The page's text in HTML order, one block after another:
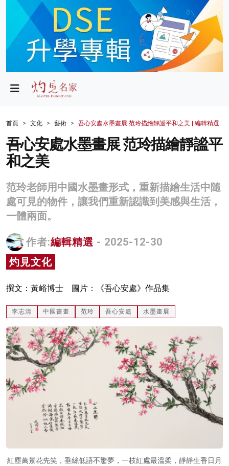
政局
財經
生活
健康
商業
科技
影片
名家榜
灼見活動
關於我們
首頁 文化 藝術 吾心安處水墨畫展 范玲描繪靜謐平和之美 | 編輯精選
吾心安處水墨畫展 范玲描繪靜謐平
和之美
范玲老師用中國水墨畫形式，重新描繪生活中隨
處可見的物件，讓我們重新認識到美感與生活，
一體兩面。
作者:編輯精選 - 2025-12-30
灼見文化
撰文：黃峪博士 圖片：《吾心安處》作品集
李志清 中國書畫 范玲 吾心安處 水墨畫展
紅塵萬景花先笑，垂絲低語不驚夢，一枝紅處最溫柔，靜靜生香日月